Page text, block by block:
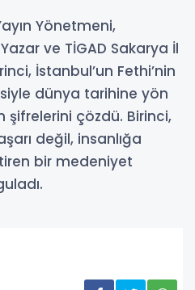
Yönetmeni,
ve TİGAD Sakarya İl
İstanbul’un Fethi’nin
dünya tarihine yön
şifrelerini çözdü. Birinci,
değil, insanlığa
bir medeniyet